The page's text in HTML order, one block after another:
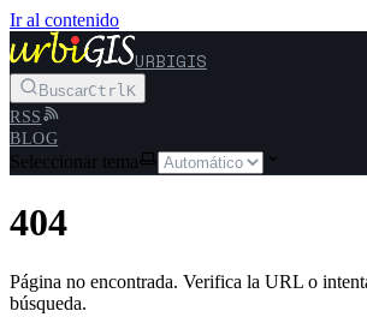
Ir al contenido
URBIGIS
BuscarCtrlK
RSS
BLOG
Seleccionar tema
404
Página no encontrada. Verifica la URL o
búsqueda.